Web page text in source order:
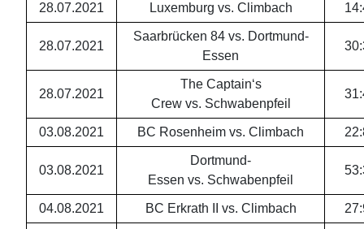
28.07.2021 Luxemburg vs. Climbach 14:
28.07.2021
Saarbrücken 84 vs. Dortmund-
Essen
30:
28.07.2021
The Captain‘s
Crew vs. Schwabenpfeil
31:
03.08.2021 BC Rosenheim vs. Climbach 22:
03.08.2021
Dortmund-
Essen vs. Schwabenpfeil
53:
04.08.2021 BC Erkrath II vs. Climbach 27: